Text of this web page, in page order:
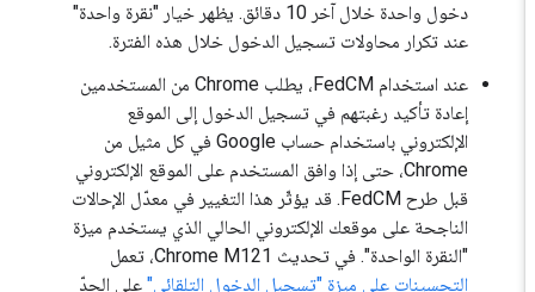
دخول واحدة خلال آخر 10 دقائق. يظهر خيار "نقرة واحدة"
عند تكرار محاولات تسجيل الدخول خلال هذه الفترة.
عند استخدام FedCM، يطلب Chrome من المستخدمين
إعادة تأكيد رغبتهم في تسجيل الدخول إلى الموقع
الإلكتروني باستخدام حساب Google في كل مثيل من
Chrome، حتى إذا وافق المستخدم على الموقع الإلكتروني
قبل طرح FedCM. قد يؤثّر هذا التغيير في معدّل الإحالات
الناجحة على موقعك الإلكتروني الحالي الذي يستخدم ميزة
"النقرة الواحدة". في تحديث Chrome M121، تعمل
التحسينات على ميزة "تسجيل الدخول التلقائي" على الحدّ